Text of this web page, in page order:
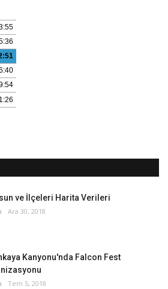
ve İlçeleri Harita Verileri
Ara 30, 2018
Kanyonu'nda Falcon Fest
Tem 5, 2018